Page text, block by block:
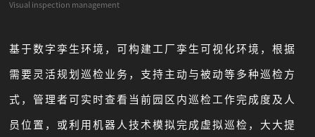
Visual inspection management
基于数字孪生环境，可构建工厂孪生可视化环境，根据
需要灵活规划巡检业务，支持主动与被动等多种巡检方
式，管理者可实时查看当前园区内巡检工作完成度及人
员位置，或利用机器人技术模拟完成虚拟巡检，大大提